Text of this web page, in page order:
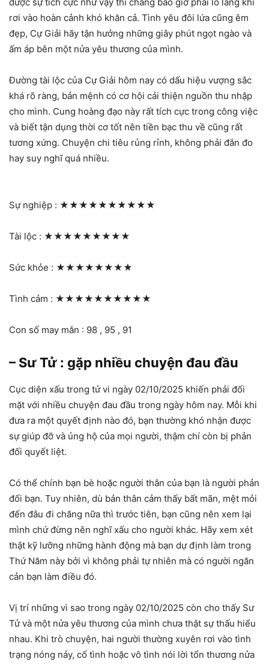
được sự tích cực như vậy thì chẳng bao giờ phải lo lắng khi
rơi vào hoàn cảnh khó khăn cả. Tình yêu đôi lứa cũng êm
đẹp, Cự Giải hãy tận hưởng những giây phút ngọt ngào và
ấm áp bên một nửa yêu thương của mình.
Đường tài lộc của Cự Giải hôm nay có dấu hiệu vượng sắc
khá rõ ràng, bản mệnh có cơ hội cải thiện nguồn thu nhập
cho mình. Cung hoàng đạo này rất tích cực trong công việc
và biết tận dụng thời cơ tốt nên tiền bạc thu về cũng rất
tương xứng. Chuyện chi tiêu rủng rỉnh, không phải đắn đo
hay suy nghĩ quá nhiều.
Sự nghiệp : ★★★★★★★★★★
Tài lộc : ★★★★★★★★★
Sức khỏe : ★★★★★★★★
Tình cảm : ★★★★★★★★★★
Con số may mắn : 98 , 95 , 91
– Sư Tử : gặp nhiều chuyện đau đầu
Cục diện xấu trong tử vi ngày 02/10/2025 khiến phải đối
mặt với nhiều chuyện đau đầu trong ngày hôm nay. Mỗi khi
đưa ra một quyết định nào đó, bạn thường khó nhận được
sự giúp đỡ và ủng hộ của mọi người, thậm chí còn bị phản
đối quyết liệt.
Có thể chính bạn bè hoặc người thân của bạn là người phản
đối bạn. Tuy nhiên, dù bản thân cảm thấy bất mãn, mệt mỏi
đến đâu đi chăng nữa thì trước tiên, bạn cũng nên xem lại
mình chứ đừng nên nghĩ xấu cho người khác. Hãy xem xét
thật kỹ lưỡng những hành động mà bạn dự định làm trong
Thứ Năm này bởi vì không phải tự nhiên mà có người ngăn
cản bạn làm điều đó.
Vị trí những vì sao trong ngày 02/10/2025 còn cho thấy Sư
Tử và một nửa yêu thương của mình chưa thật sự thấu hiểu
nhau. Khi trò chuyện, hai người thường xuyên rơi vào tình
trạng nóng nảy, cố tình hoặc vô tình nói lời tổn thương nửa